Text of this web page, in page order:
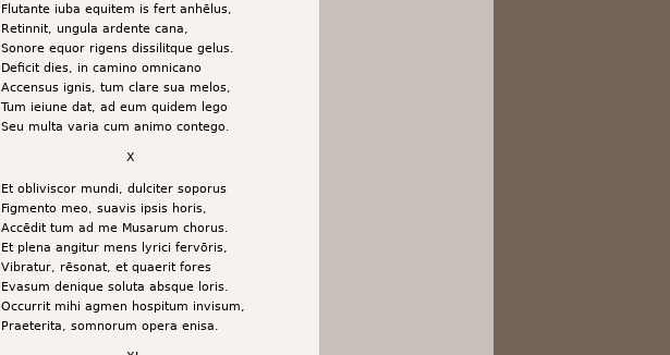
Flutante iuba equitem is fert anhēlus,
Retinnit, ungula ardente cana,
Sonore equor rigens dissilitque gelus.
Deficit dies, in camino omnicano
Accensus ignis, tum clare sua melos,
Tum ieiune dat, ad eum quidem lego
Seu multa varia cum animo contego.
X
Et obliviscor mundi, dulciter soporus
Figmento meo, suavis ipsis horis,
Accēdit tum ad me Musarum chorus.
Et plena angitur mens lyrici fervōris,
Vibratur, rēsonat, et quaerit fores
Evasum denique soluta absque loris.
Occurrit mihi agmen hospitum invisum,
Praeterita, somnorum opera enisa.